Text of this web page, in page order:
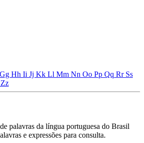
Gg Hh Ii Jj Kk Ll Mm Nn Oo Pp Qq Rr Ss
Zz
palavras da língua portuguesa do Brasil
e expressões para consulta.